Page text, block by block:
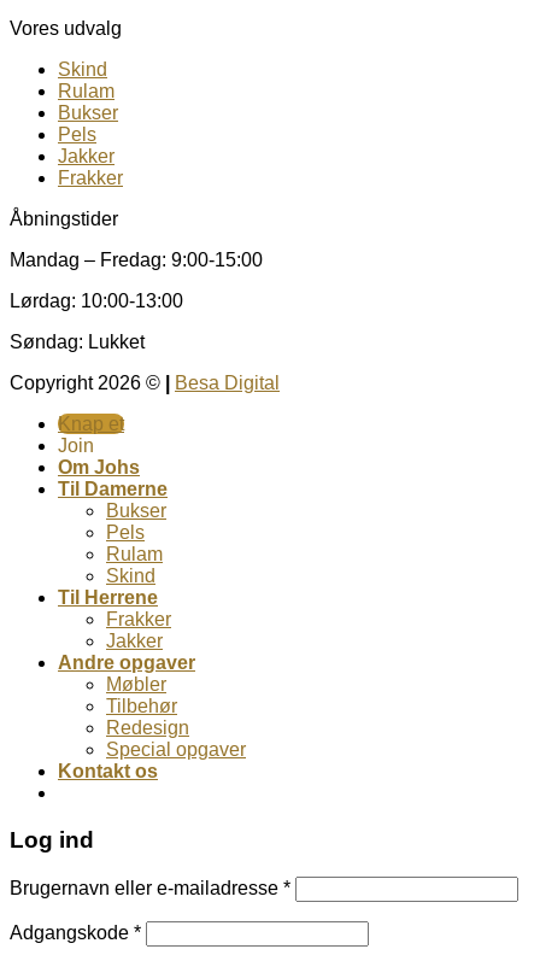
Vores udvalg
Skind
Rulam
Bukser
Pels
Jakker
Frakker
Åbningstider
Mandag – Fredag: 9:00-15:00
Lørdag: 10:00-13:00
Søndag: Lukket
Copyright 2026 ©
Besa Digital
Knap et
Join
Om Johs
Til Damerne
Bukser
Pels
Rulam
Skind
Til Herrene
Frakker
Jakker
Andre opgaver
Møbler
Tilbehør
Redesign
Special opgaver
Kontakt os
Log ind
Brugernavn eller e-mailadresse *
Adgangskode *